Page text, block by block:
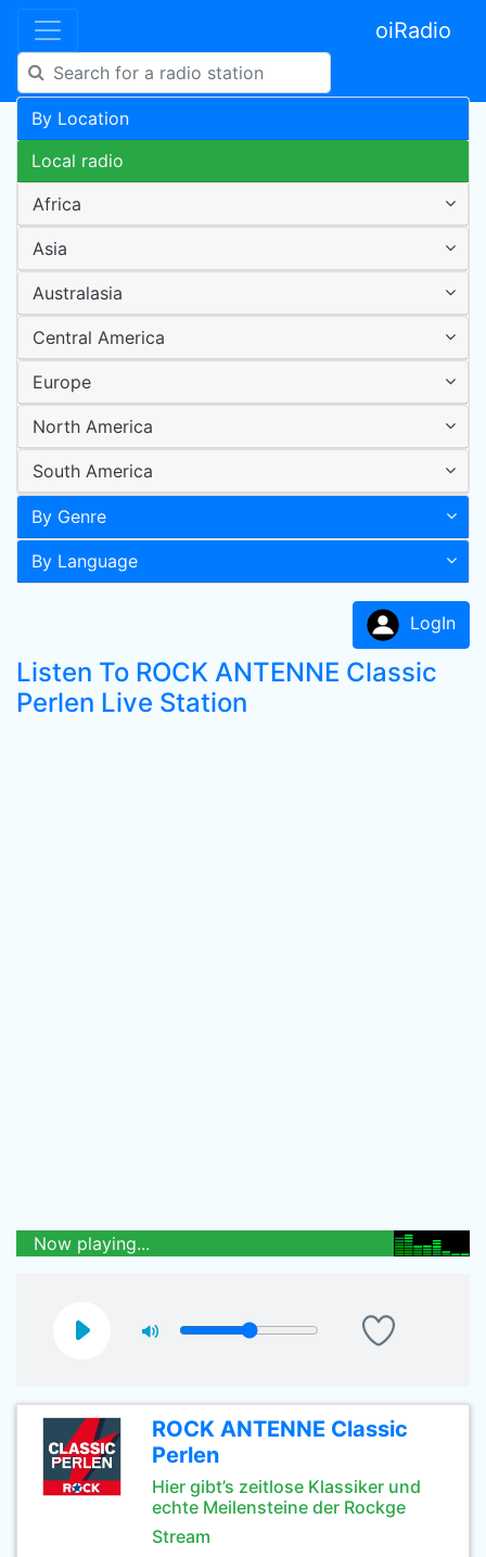
oiRadio
By Location
Local radio
Africa
Asia
Australasia
Central America
Europe
North America
South America
By Genre
By Language
LogIn
Listen To ROCK ANTENNE Classic
Perlen Live Station
Now playing...
ROCK ANTENNE Classic
Perlen
Hier gibt’s zeitlose Klassiker und
echte Meilensteine der Rockge
Stream